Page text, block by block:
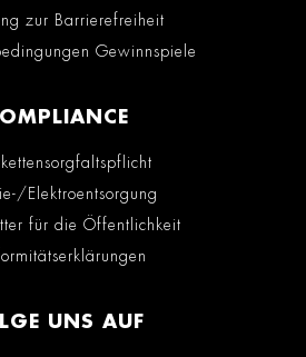
zur Barrierefreiheit
Gewinnspiele
Elektroentsorgung
für die Öffentlichkeit
UNS AUF